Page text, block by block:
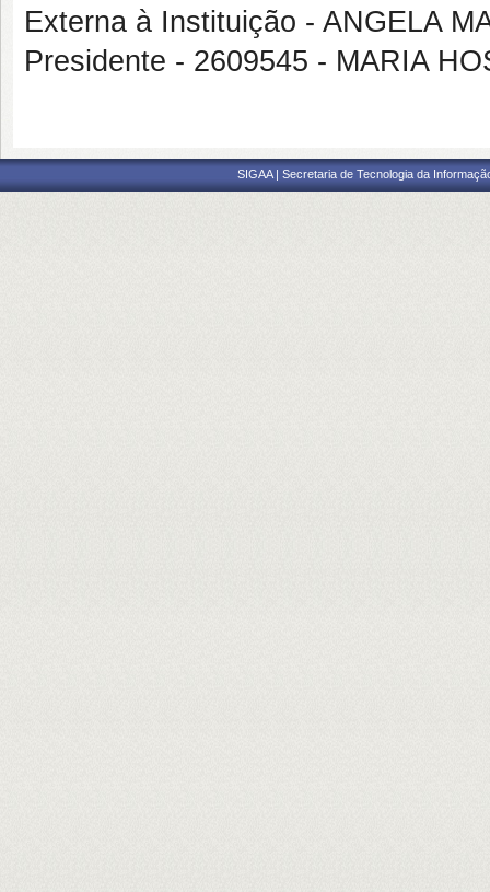
Externa à Instituição - ANGELA
Presidente - 2609545 - MARIA
SIGAA | Secretaria de Tecnologia da